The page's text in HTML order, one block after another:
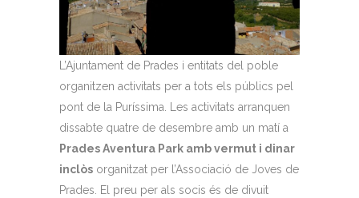
L’Ajuntament de Prades i entitats del poble
organitzen activitats per a tots els públics pel
pont de la Puríssima. Les activitats arranquen
dissabte quatre de desembre amb un matí a
Prades Aventura Park amb vermut i dinar
inclòs organitzat per l’Associació de Joves de
Prades. El preu per als socis és de divuit